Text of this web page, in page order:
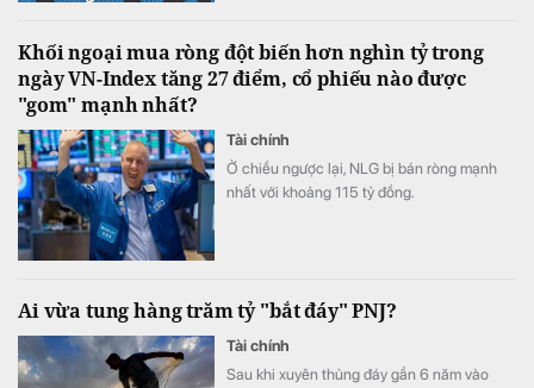
Khối ngoại mua ròng đột biến hơn nghìn tỷ trong
ngày VN-Index tăng 27 điểm, cổ phiếu nào được
"gom" mạnh nhất?
Tài chính
Ở chiều ngược lại, NLG bị bán ròng mạnh
nhất với khoảng 115 tỷ đồng.
Ai vừa tung hàng trăm tỷ "bắt đáy" PNJ?
Tài chính
Sau khi xuyên thủng đáy gần 6 năm vào